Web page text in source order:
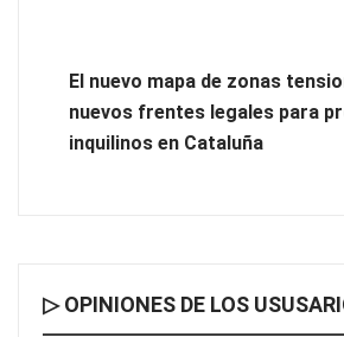
El nuevo mapa de zonas
nuevos frentes legales para
inquilinos en Cataluña
▷ OPINIONES DE LOS